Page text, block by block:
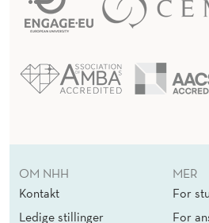
OM NHH
Kontakt
Ledige stillinger
MER
For
For